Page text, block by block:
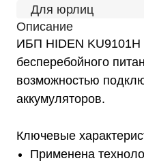
Для юрлиц
Описание
ИБП HIDEN KU9101H
бесперебойного
возможностью
аккумуляторов.
Ключевые
Применена